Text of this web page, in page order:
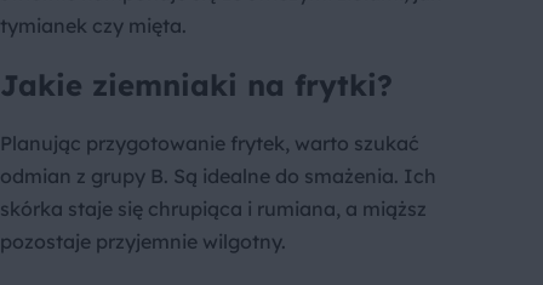
tymianek czy mięta.
Jakie ziemniaki na frytki?
Planując przygotowanie frytek, warto szukać
odmian z grupy B. Są idealne do smażenia. Ich
skórka staje się chrupiąca i rumiana, a miąższ
pozostaje przyjemnie wilgotny.